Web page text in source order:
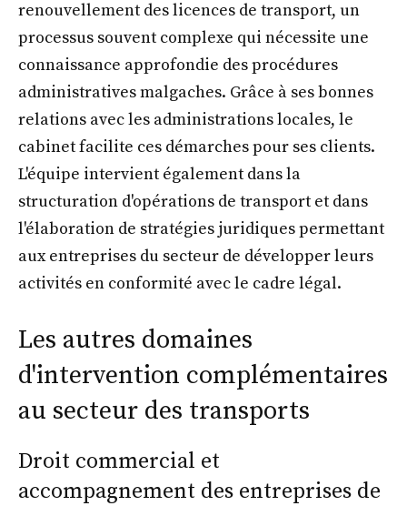
renouvellement des licences de transport, un
processus souvent complexe qui nécessite une
connaissance approfondie des procédures
administratives malgaches. Grâce à ses bonnes
relations avec les administrations locales, le
cabinet facilite ces démarches pour ses clients.
L'équipe intervient également dans la
structuration d'opérations de transport et dans
l'élaboration de stratégies juridiques permettant
aux entreprises du secteur de développer leurs
activités en conformité avec le cadre légal.
Les autres domaines
d'intervention complémentaires
au secteur des transports
Droit commercial et
accompagnement des entreprises de